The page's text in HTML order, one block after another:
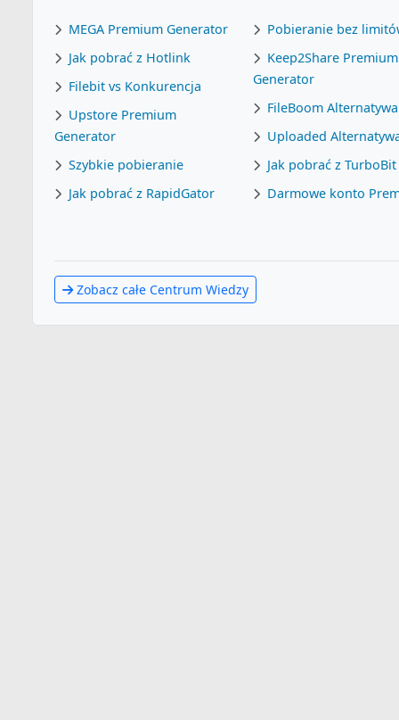
MEGA Premium Generator
Jak pobrać z Hotlink
Filebit vs Konkurencja
Upstore Premium
Generator
Szybkie pobieranie
Jak pobrać z RapidGator
Pobieranie bez
Keep2Share Premium
Generator
FileBoom Alternatywa
Uploaded
Jak pobrać z TurboBit
Darmowe konto
Zobacz całe Centrum Wiedzy